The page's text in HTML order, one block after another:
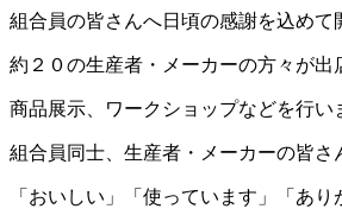
組合員の皆さんへ日頃の感謝を込めて
約２０の生産者・メーカーの方々が出
商品展示、ワークショップなどを行い
組合員同士、生産者・メーカーの皆さ
「おいしい」「使っています」「あり